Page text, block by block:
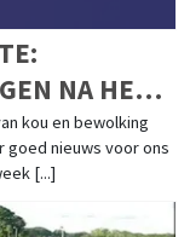
NA HET
GRADEN
kou en bewolking
nieuws voor ons
[...]